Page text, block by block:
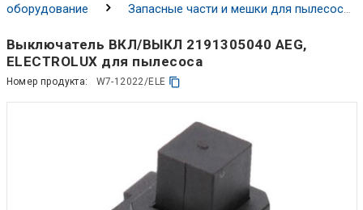
оборудование
Запасные части и мешки для пылесосов
Выключатель ВКЛ/ВЫКЛ 2191305040 AEG,
ELECTROLUX для пылесоса
Номер продукта: W7-12022/ELE